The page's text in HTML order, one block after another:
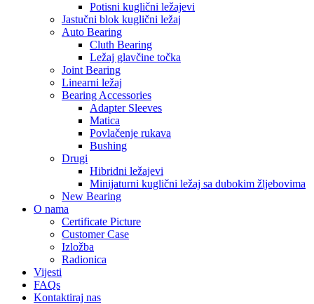
Potisni kuglični ležajevi
Jastučni blok kuglični ležaj
Auto Bearing
Cluth Bearing
Ležaj glavčine točka
Joint Bearing
Linearni ležaj
Bearing Accessories
Adapter Sleeves
Matica
Povlačenje rukava
Bushing
Drugi
Hibridni ležajevi
Minijaturni kuglični ležaj sa dubokim žljebovima
New Bearing
O nama
Certificate Picture
Customer Case
Izložba
Radionica
Vijesti
FAQs
Kontaktiraj nas